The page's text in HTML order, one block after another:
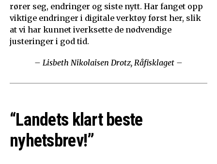
rører seg, endringer og siste nytt. Har fanget opp
viktige endringer i digitale verktøy først her, slik
at vi har kunnet iverksette de nødvendige
justeringer i god tid.
– Lisbeth Nikolaisen Drotz, Råfisklaget –
“Landets klart beste
nyhetsbrev!”